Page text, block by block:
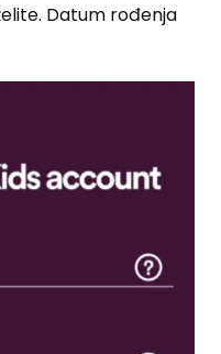
Datum rođenja